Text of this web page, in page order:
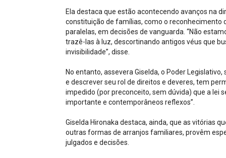
Ela destaca que estão acontecendo avanços na
constituição de famílias, como o reconhecimento
paralelas, em decisões de vanguarda. “Não
trazê-las à luz, descortinando antigos véus que
invisibilidade”, disse.
No entanto, assevera Giselda, o Poder
e descrever seu rol de direitos e deveres, tem
impedido (por preconceito, sem dúvida) que a lei
importante e contemporâneos reflexos”.
Giselda Hironaka destaca, ainda, que as vitórias
outras formas de arranjos familiares, provêm
julgados e decisões.